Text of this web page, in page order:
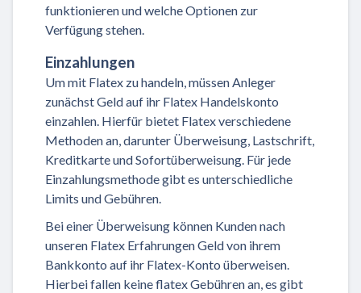
funktionieren und welche Optionen zur
Verfügung stehen.
Einzahlungen
Um mit Flatex zu handeln, müssen Anleger
zunächst Geld auf ihr Flatex Handelskonto
einzahlen. Hierfür bietet Flatex verschiedene
Methoden an, darunter Überweisung, Lastschrift,
Kreditkarte und Sofortüberweisung. Für jede
Einzahlungsmethode gibt es unterschiedliche
Limits und Gebühren.
Bei einer Überweisung können Kunden nach
unseren Flatex Erfahrungen Geld von ihrem
Bankkonto auf ihr Flatex-Konto überweisen.
Hierbei fallen keine flatex Gebühren an, es gibt